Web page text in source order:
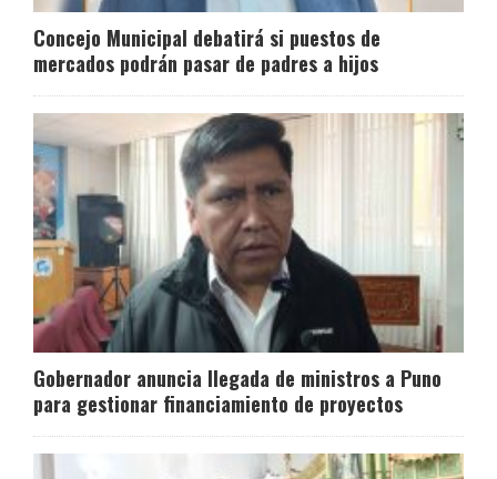
Concejo Municipal debatirá si puestos de
mercados podrán pasar de padres a hijos
Gobernador anuncia llegada de ministros a Puno
para gestionar financiamiento de proyectos